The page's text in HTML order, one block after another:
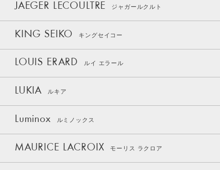
JAEGER LECOULTRE ジャガールクルト
KING SEIKO キングセイコー
LOUIS ERARD ルイ エラール
LUKIA ルキア
Luminox ルミノックス
MAURICE LACROIX モーリス ラクロア